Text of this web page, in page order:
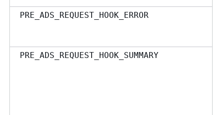
PRE_ADS_REQUEST_HOOK_ERROR
PRE_ADS_REQUEST_HOOK_SUMMARY